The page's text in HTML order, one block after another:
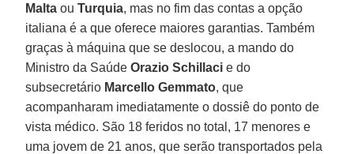
Malta ouTurquia, mas no fim das contas a opção
italiana é a que oferece maiores garantias. Também
graças à máquina que se deslocou, a mando do
Ministro da SaúdeOrazio Schillaci e do
subsecretário Marcello Gemmato, que
acompanharam imediatamente o dossiê do ponto de
vista médico. São 18 feridos no total, 17 menores e
uma jovem de 21 anos, que serão transportados pela